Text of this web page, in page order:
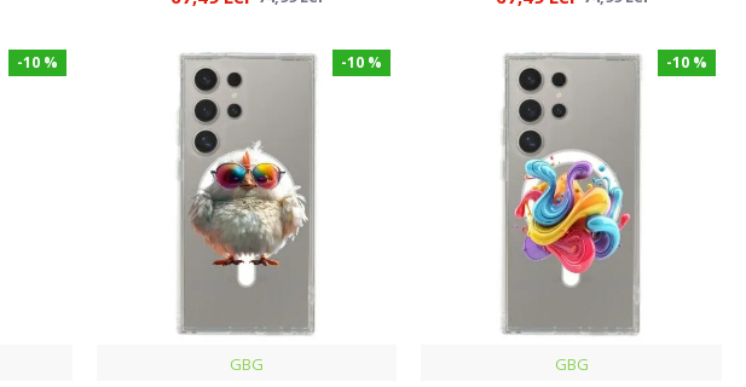
-10 % -10 %
GBG
-10 %
GBG